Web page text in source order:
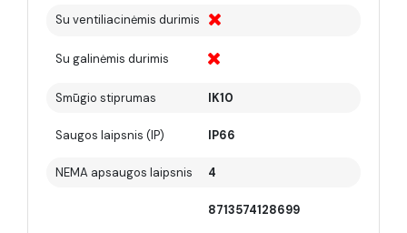
Su ventiliacinėmis durimis
Su galinėmis durimis
Smūgio stiprumas IK10
Saugos laipsnis (IP) IP66
NEMA apsaugos laipsnis 4
8713574128699